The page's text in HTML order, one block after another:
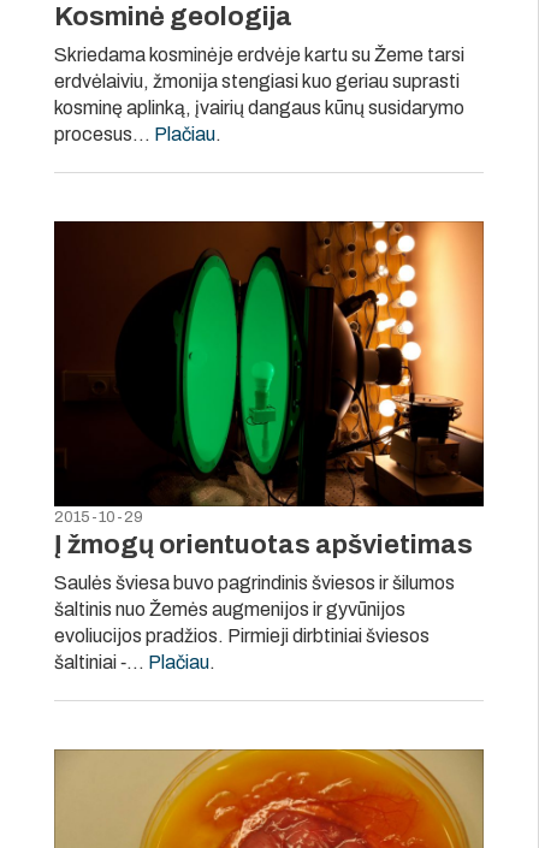
Kosminė geologija
Skriedama kosminėje erdvėje kartu su Žeme tarsi
erdvėlaiviu, žmonija stengiasi kuo geriau suprasti
kosminę aplinką, įvairių dangaus kūnų susidarymo
procesus… Plačiau.
2015-10-29
Į žmogų orientuotas apšvietimas
Saulės šviesa buvo pagrindinis šviesos ir šilumos
šaltinis nuo Žemės augmenijos ir gyvūnijos
evoliucijos pradžios. Pirmieji dirbtiniai šviesos
šaltiniai ‑… Plačiau.